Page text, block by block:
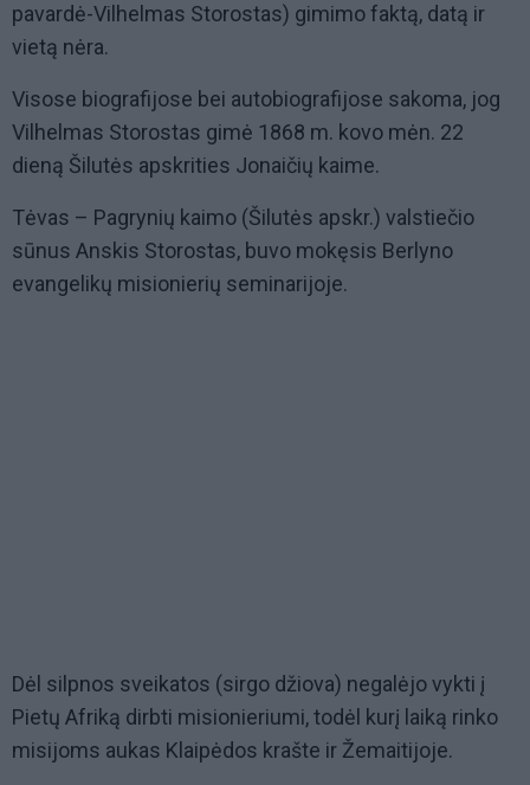
pavardė-Vilhelmas Storostas) gimimo faktą, datą ir
vietą nėra.
Visose biografijose bei autobiografijose sakoma, jog
Vilhelmas Storostas gimė 1868 m. kovo mėn. 22
dieną Šilutės apskrities Jonaičių kaime.
Tėvas – Pagrynių kaimo (Šilutės apskr.) valstiečio
sūnus Anskis Storostas, buvo mokęsis Berlyno
evangelikų misionierių seminarijoje.
Dėl silpnos sveikatos (sirgo džiova) negalėjo vykti į
Pietų Afriką dirbti misionieriumi, todėl kurį laiką rinko
misijoms aukas Klaipėdos krašte ir Žemaitijoje.